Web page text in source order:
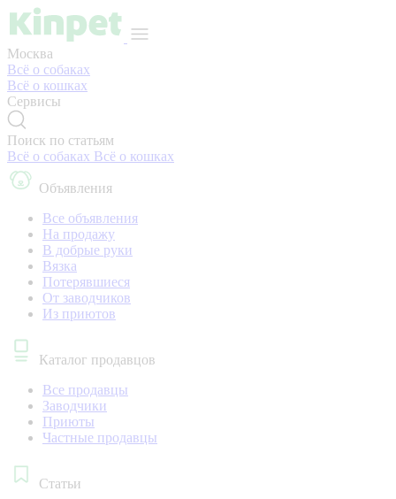
Москва
Всё о собаках
Всё о кошках
Сервисы
Поиск по статьям
Всё о собаках Всё о кошках
Объявления
Все объявления
На продажу
В добрые руки
Вязка
Потерявшиеся
От заводчиков
Из приютов
Каталог продавцов
Все продавцы
Заводчики
Приюты
Частные продавцы
Статьи